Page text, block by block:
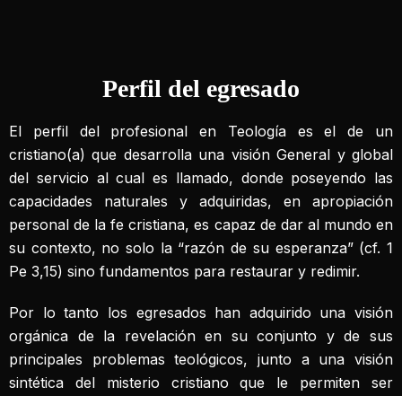
Perfil del egresado
El perfil del profesional en Teología es el de un
cristiano(a) que desarrolla una visión General y global
del servicio al cual es llamado, donde poseyendo las
capacidades naturales y adquiridas, en apropiación
personal de la fe cristiana, es capaz de dar al mundo en
su contexto, no solo la “razón de su esperanza” (cf. 1
Pe 3,15) sino fundamentos para restaurar y redimir.
Por lo tanto los egresados han adquirido una visión
orgánica de la revelación en su conjunto y de sus
principales problemas teológicos, junto a una visión
sintética del misterio cristiano que le permiten ser